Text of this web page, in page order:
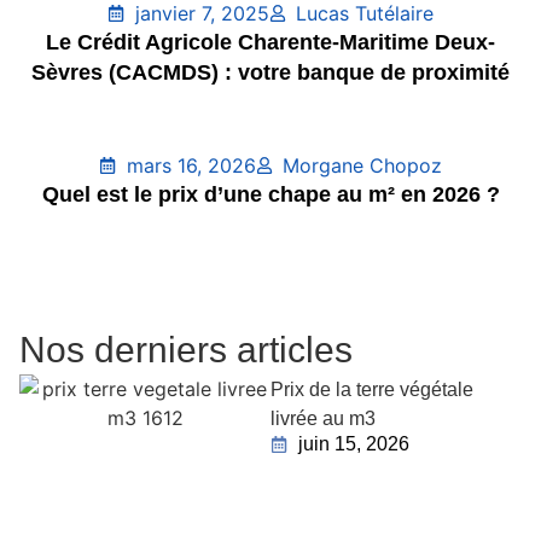
janvier 7, 2025
Lucas Tutélaire
Le Crédit Agricole Charente-Maritime Deux-
Sèvres (CACMDS) : votre banque de proximité
mars 16, 2026
Morgane Chopoz
Quel est le prix d’une chape au m² en 2026 ?
Nos derniers articles
Prix de la terre végétale
livrée au m3
juin 15, 2026